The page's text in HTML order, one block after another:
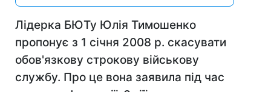
Лідерка БЮТу Юлія Тимошенко
пропонує з 1 січня 2008 р. скасувати
обов'язкову строкову військову
службу. Про це вона заявила під час